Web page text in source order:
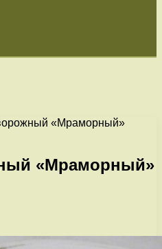
«Мраморный»
«Мраморный»